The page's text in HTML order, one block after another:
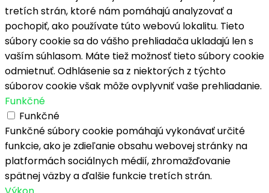
tretích strán, ktoré nám pomáhajú analyzovať a
pochopiť, ako používate túto webovú lokalitu. Tieto
súbory cookie sa do vášho prehliadača ukladajú len s
vaším súhlasom. Máte tiež možnosť tieto súbory cookie
odmietnuť. Odhlásenie sa z niektorých z týchto
súborov cookie však môže ovplyvniť vaše prehliadanie.
Funkčné
Funkčné
Funkčné súbory cookie pomáhajú vykonávať určité
funkcie, ako je zdieľanie obsahu webovej stránky na
platformách sociálnych médií, zhromažďovanie
spätnej väzby a ďalšie funkcie tretích strán.